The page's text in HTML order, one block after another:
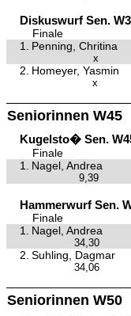
Diskuswurf Sen.
Finale
1.
Penning, Chritina
x
2. Homeyer, Yasmin
x
Seniorinnen W45
Kugelsto� Sen.
Finale
1.
Nagel, Andrea
9,39
Hammerwurf Sen.
Finale
1.
Nagel, Andrea
34,30
2. Suhling, Dagmar
34,06
Seniorinnen W50